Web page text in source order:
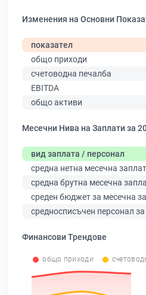
Изменения на Основни
показател
общо приходи
счетоводна печалба
EBITDA
общо активи
Месечни Нива на Заплати за
вид заплата / персонал
средна нетна месечна
средна брутна месечна
среден бюджет за месечна
средносписъчен персонал за
Финансови Трендове
общо приходи